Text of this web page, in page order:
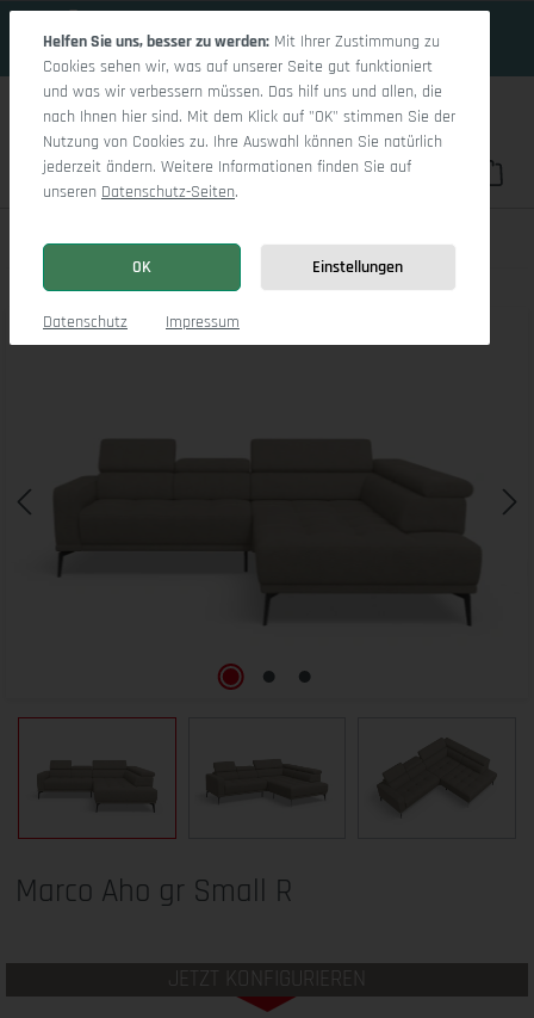
Du hast 0
Marco Aho gr Small R
Bildergalerie überspringen
Marco Aho gr Small R
JETZT KONFIGURIEREN
Helfen Sie uns, besser zu werden: Mit Ihrer Zustimmung zu
Cookies sehen wir, was auf unserer Seite gut funktioniert
und was wir verbessern müssen. Das hilf uns und allen, die
nach Ihnen hier sind. Mit dem Klick auf "OK" stimmen Sie der
Nutzung von Cookies zu. Ihre Auswahl können Sie natürlich
jederzeit ändern. Weitere Informationen finden Sie auf
unseren Datenschutz-Seiten.
OK Einstellungen
Datenschutz Impressum